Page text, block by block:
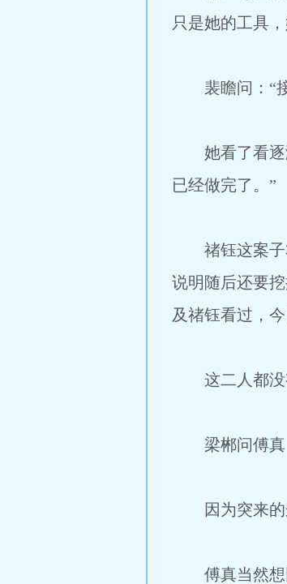
只是她的工具
裴瞻问：“接
她看了看逐渐
已经做完了。”
禇钰这案子本
说明随后还要
及禇钰看过，
这二人都没
梁郴问傅真
因为突来的
傅真当然想回